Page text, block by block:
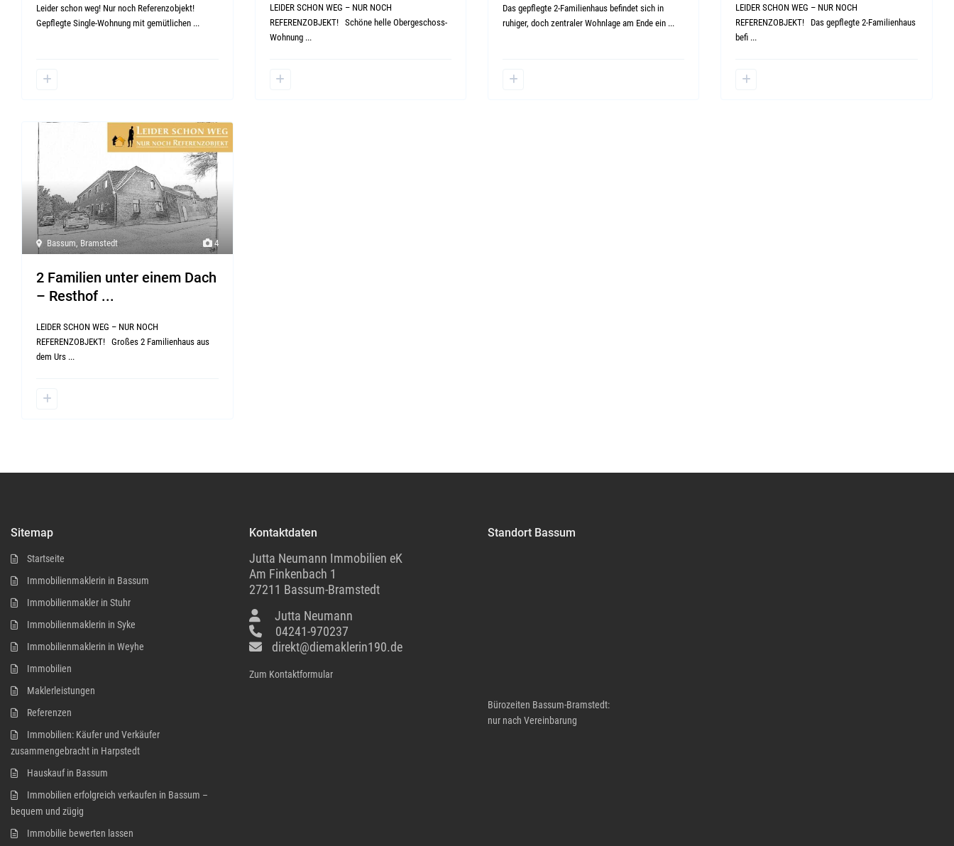
Leider schon weg! Nur noch Referenzobjekt!
Gepflegte Single-Wohnung mit gemütlichen ...
LEIDER SCHON WEG – NUR NOCH
REFERENZOBJEKT! Schöne helle Obergeschoss-
Wohnung ...
Das gepflegte 2-Familienhaus befindet sich in
ruhiger, doch zentraler Wohnlage am Ende ein ...
LEIDER SCHON WEG – NUR NOCH
REFERENZOBJEKT! Das gepflegte 2-Familienhaus
befi ...
4
Bassum, Bramstedt
2 Familien unter einem Dach
– Resthof ...
LEIDER SCHON WEG – NUR NOCH
REFERENZOBJEKT! Großes 2 Familienhaus aus
dem Urs ...
Sitemap
Startseite
Immobilienmaklerin in Bassum
Immobilienmakler in Stuhr
Immobilienmaklerin in Syke
Immobilienmaklerin in Weyhe
Immobilien
Maklerleistungen
Referenzen
Immobilien: Käufer und Verkäufer
zusammengebracht in Harpstedt
Hauskauf in Bassum
Immobilien erfolgreich verkaufen in Bassum –
bequem und zügig
Immobilie bewerten lassen
Kontaktdaten
Jutta Neumann Immobilien eK
Am Finkenbach 1
27211 Bassum-Bramstedt
Jutta Neumann
04241-970237
direkt@diemaklerin190.de
Zum Kontaktformular
Standort Bassum
Bürozeiten Bassum-Bramstedt:
nur nach Vereinbarung